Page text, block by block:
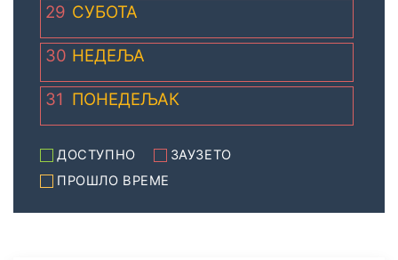
29 СУБОТА
30 НЕДЕЉА
31 ПОНЕДЕЉАК
ДОСТУПНО
ЗАУЗЕТО
ПРОШЛО ВРЕМЕ